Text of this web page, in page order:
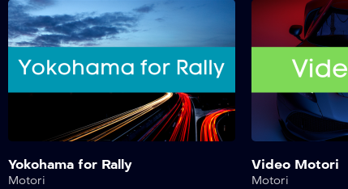
Yokohama for Rally
Motori
Video Motori
Motori